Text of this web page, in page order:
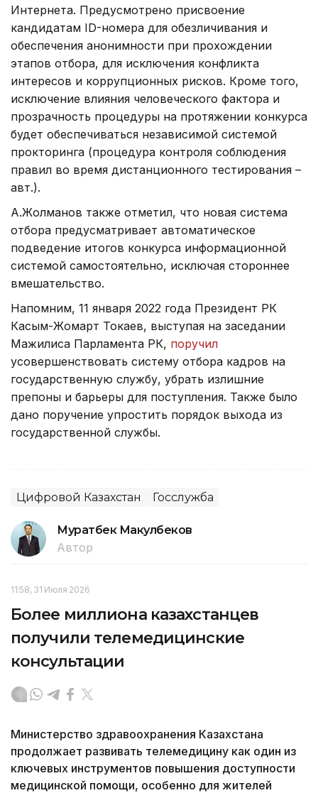
Интернета. Предусмотрено присвоение
кандидатам ID-номера для обезличивания и
обеспечения анонимности при прохождении
этапов отбора, для исключения конфликта
интересов и коррупционных рисков. Кроме того,
исключение влияния человеческого фактора и
прозрачность процедуры на протяжении конкурса
будет обеспечиваться независимой системой
прокторинга (процедура контроля соблюдения
правил во время дистанционного тестирования –
авт.).
А.Жолманов также отметил, что новая система
отбора предусматривает автоматическое
подведение итогов конкурса информационной
системой самостоятельно, исключая стороннее
вмешательство.
Напомним, 11 января 2022 года Президент РК
Касым-Жомарт Токаев, выступая на заседании
Мажилиса Парламента РК, поручил
усовершенствовать систему отбора кадров на
государственную службу, убрать излишние
препоны и барьеры для поступления. Также было
дано поручение упростить порядок выхода из
государственной службы.
Цифровой Казахстан Госслужба
Муратбек Макулбеков
Автор
11:58, 31 Июля 2026
Более миллиона казахстанцев
получили телемедицинские
консультации
Министерство здравоохранения Казахстана
продолжает развивать телемедицину как один из
ключевых инструментов повышения доступности
медицинской помощи, особенно для жителей